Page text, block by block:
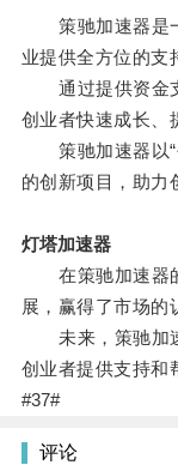
策驰加速器是一
业提供全方位的支
通过提供资金支
创业者快速成长、
策驰加速器以“
的创新项目，助力
灯塔加速器
在策驰加速器的
展，赢得了市场的
未来，策驰加速
创业者提供支持和
#37#
评论